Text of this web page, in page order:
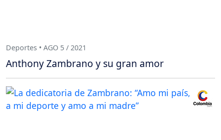
Deportes • AGO 5 / 2021
Anthony Zambrano y su gran amor